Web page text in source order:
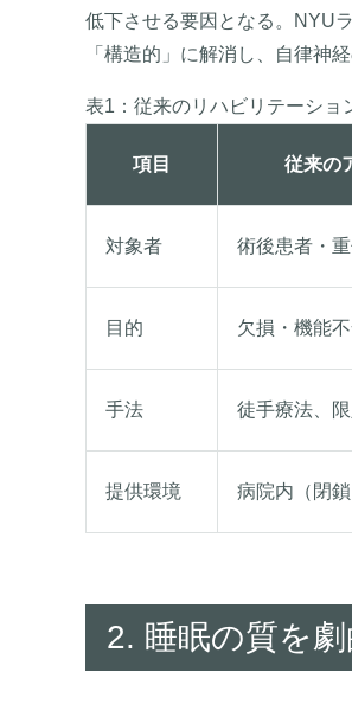
低下させる要因となる。NYU
「構造的」に解消し、自律神
表1：従来のリハビリテーショ
項目 従来の
対象者 術後患者・
目的 欠損・機能
手法 徒手療法、
提供環境 病院内（閉鎖
2. 睡眠の質を